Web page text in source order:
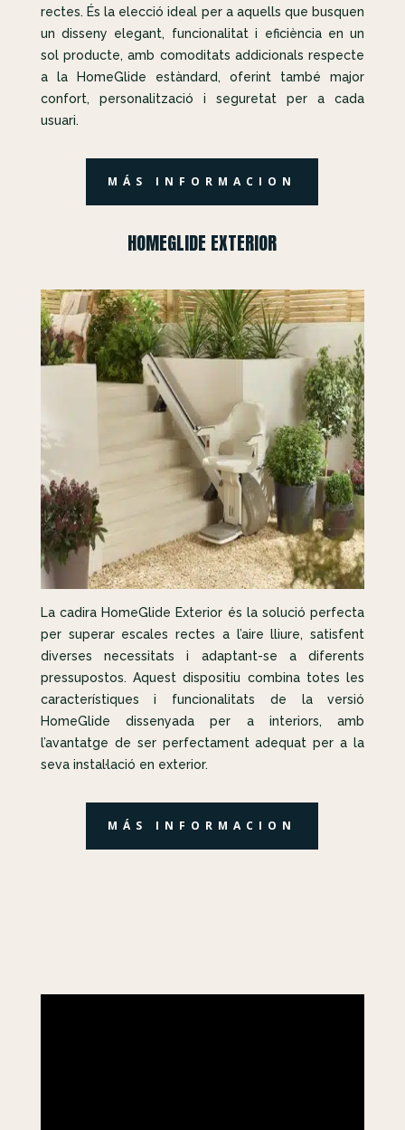
rectes. És la elecció ideal per a aquells que busquen
un disseny elegant, funcionalitat i eficiència en un
sol producte, amb comoditats addicionals respecte
a la HomeGlide estàndard, oferint també major
confort, personalització i seguretat per a cada
usuari.
MÁS INFORMACION
HOMEGLIDE EXTERIOR
La cadira HomeGlide Exterior és la solució perfecta
per superar escales rectes a l’aire lliure, satisfent
diverses necessitats i adaptant-se a diferents
pressupostos. Aquest dispositiu combina totes les
característiques i funcionalitats de la versió
HomeGlide dissenyada per a interiors, amb
l’avantatge de ser perfectament adequat per a la
seva instal·lació en exterior.
MÁS INFORMACION